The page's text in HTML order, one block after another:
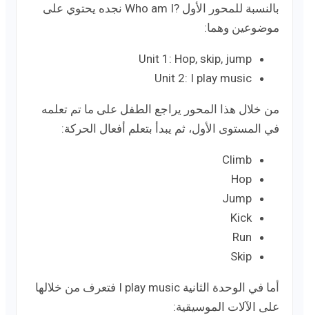
بالنسبة للمحور الأول ?Who am I نجده يحتوي على
موضوعين وهما:
Unit 1: Hop, skip, jump
Unit 2: I play music
من خلال هذا المحور يراجع الطفل على ما تم تعلمه
في المستوى الأول، ثم يبدأ بتعلم أفعال الحركة:
Climb
Hop
Jump
Kick
Run
Skip
أما في الوحدة الثانية I play music فتعرف من خلالها
على الآلات الموسيقية: